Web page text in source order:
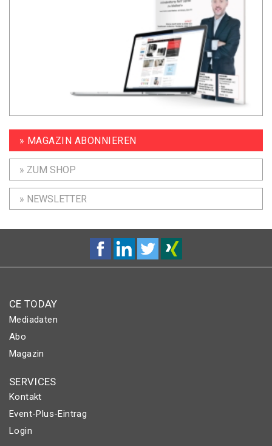
» MAGAZIN ABONNIEREN
» ZUM SHOP
» NEWSLETTER
CE TODAY
Mediadaten
Abo
Magazin
SERVICES
Kontakt
Event-Plus-Eintrag
Login